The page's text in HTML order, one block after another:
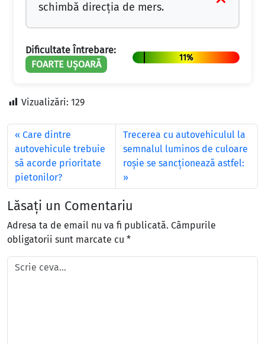
schimbă direcția de mers.
Dificultate Întrebare:
FOARTE UȘOARĂ
11%
Vizualizări: 129
Care dintre
autovehicule trebuie
să acorde prioritate
pietonilor?
Trecerea cu autovehiculul la
semnalul luminos de culoare
roşie se sancţionează astfel:
Lăsați un Comentariu
Adresa ta de email nu va fi publicată. Câmpurile
obligatorii sunt marcate cu *